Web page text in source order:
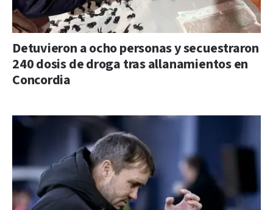
Detuvieron a ocho personas y secuestraron
240 dosis de droga tras allanamientos en
Concordia